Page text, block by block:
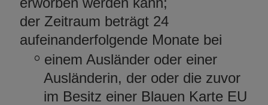
der Zeitraum beträgt 24
aufeinanderfolgende Monate bei
einem Ausländer oder einer
Ausländerin, der oder die zuvor
im Besitz einer Blauen Karte EU